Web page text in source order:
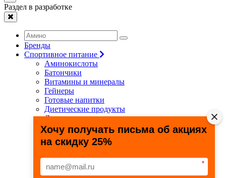
Раздел в разработке
Бренды
Спортивное питание
Аминокислоты
Батончики
Витамины и минералы
Гейнеры
Готовые напитки
Диетические продукты
Для связок и суставов
Жиросжигатели
Здоровье и долголетие
Креатин
Специальные препараты
Спецпредложения
Хочу получать письма об акциях
на скидку 25%
*